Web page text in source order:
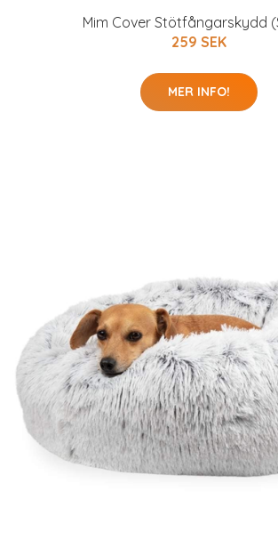
Mim Cover Stötfångarskydd
259 SEK
MER INFO!